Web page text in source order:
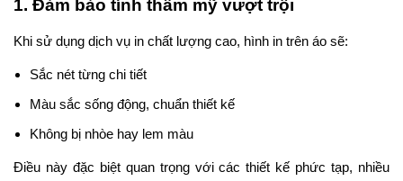
1. Đảm bảo tính thẩm mỹ vượt trội
Khi sử dụng dịch vụ in chất lượng cao, hình in trên áo sẽ:
Sắc nét từng chi tiết
Màu sắc sống động, chuẩn thiết kế
Không bị nhòe hay lem màu
Điều này đặc biệt quan trọng với các thiết kế phức tạp, nhiều